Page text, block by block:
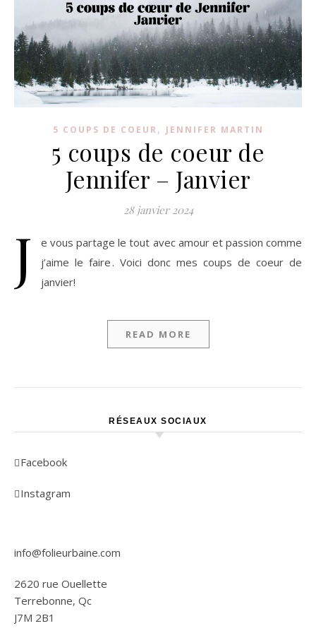
5 COUPS DE COEUR, JENNIFER MARTIN
5 coups de coeur de
Jennifer – Janvier
28 janvier 2024
J
e vous partage le tout avec amour et passion comme
j’aime le faire . Voici donc mes coups de coeur de
janvier!
READ MORE
RÉSEAUX SOCIAUX
Facebook
Instagram
info@folieurbaine.com
2620 rue Ouellette
Terrebonne, Qc
J7M 2B1